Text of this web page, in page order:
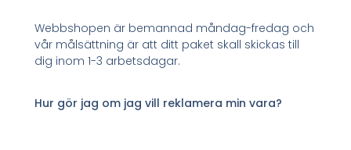
Webbshopen är bemannad måndag-fredag och
vår målsättning är att ditt paket skall skickas till
dig inom 1-3 arbetsdagar.
Hur gör jag om jag vill reklamera min vara?